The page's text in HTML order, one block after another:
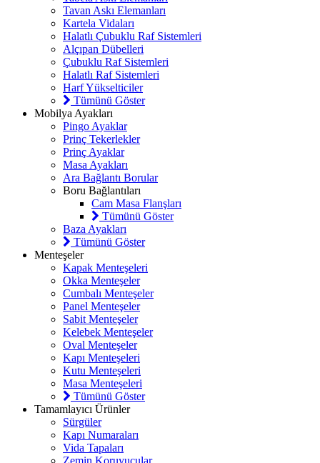
Tavan Askı Elemanları
Kartela Vidaları
Halatlı Çubuklu Raf Sistemleri
Alçıpan Dübelleri
Çubuklu Raf Sistemleri
Halatlı Raf Sistemleri
Harf Yükselticiler
Tümünü Göster
Mobilya Ayakları
Pingo Ayaklar
Prinç Tekerlekler
Prinç Ayaklar
Masa Ayakları
Ara Bağlantı Borular
Boru Bağlantıları
Cam Masa Flanşları
Tümünü Göster
Baza Ayakları
Tümünü Göster
Menteşeler
Kapak Menteşeleri
Okka Menteşeler
Cumbalı Menteşeler
Panel Menteşeler
Sabit Menteşeler
Kelebek Menteşeler
Oval Menteşeler
Kapı Menteşeleri
Kutu Menteşeleri
Masa Menteşeleri
Tümünü Göster
Tamamlayıcı Ürünler
Sürgüler
Kapı Numaraları
Vida Tapaları
Zemin Koruyucular